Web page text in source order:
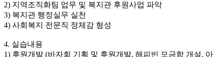
2) 지역조직화팀 업무 및 복지관 후원사업 파악
3) 복지관 행정실무 실천
4) 사회복지 전문직 정체감 형성
4. 실습내용
1) 후원개발 (바자회 기획 및 후원개발, 해피빈 모금함 개설, 아